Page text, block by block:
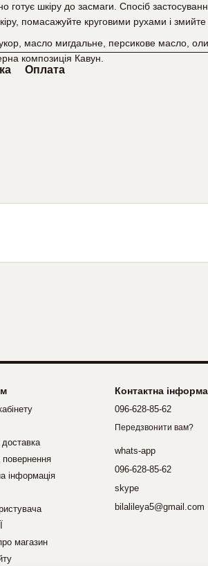
готує шкіру до засмаги. Спосіб
помасажуйте круговими рухами і
масло мигдальне, персикове масло,
композиція Кавун.
Оплата
повернення
інформація
магазин
Контактна
096-628-85-62
Передзвонити вам?
whats-app
096-628-85-62
skype
bilalileya5@gmail.com